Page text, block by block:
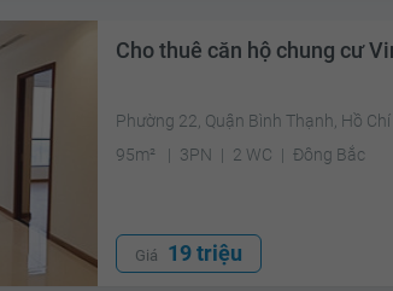
Cho thuê căn hộ chung cư
Phường 22, Quận Bình Thạnh, Hồ
95m²
3PN 2 WC Đông Bắc
Giá 19 triệu